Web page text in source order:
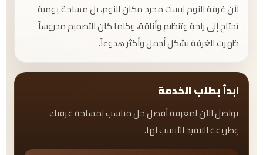
لأن غرفة النوم ليست مجرد مكان للنوم، بل مساحة يومية
تحتاج إلى راحة وتنظيم وأناقة، وكلما كان التصميم مدروساً
ظهرت الغرفة بشكل أجمل وأكثر هدوءاً.
ابدأ بطلب الخدمة
تواصل الآن لمعرفة أفضل حل مناسب لمساحة غرفتك
وطريقة التنفيذ الأنسب لها.